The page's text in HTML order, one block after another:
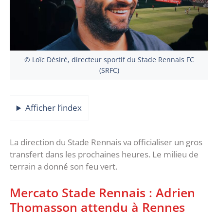
© Loïc Désiré, directeur sportif du Stade Rennais FC
(SRFC)
Afficher l’index
La direction du Stade Rennais va officialiser un gros
transfert dans les prochaines heures. Le milieu de
terrain a donné son feu vert.
Mercato Stade Rennais : Adrien
Thomasson attendu à Rennes